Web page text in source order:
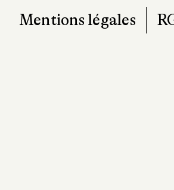
Mentions légales